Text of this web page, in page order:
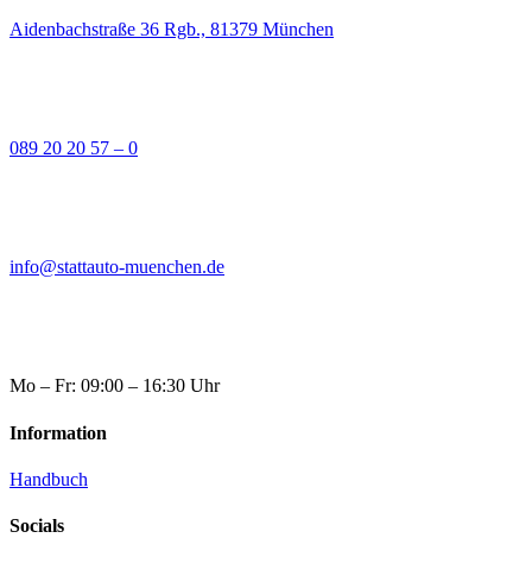
Aidenbachstraße 36 Rgb., 81379 München
089 20 20 57 – 0
info@stattauto-muenchen.de
Mo – Fr: 09:00 – 16:30 Uhr
Information
Handbuch
Socials